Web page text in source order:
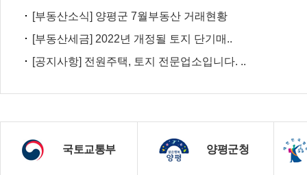
[부동산소식] 양평군 7월부동산 거래현황
[부동산세금] 2022년 개정될 토지 단기매..
[공지사항] 전원주택, 토지 전문업소입니다. ..
국토교통부 양평군청